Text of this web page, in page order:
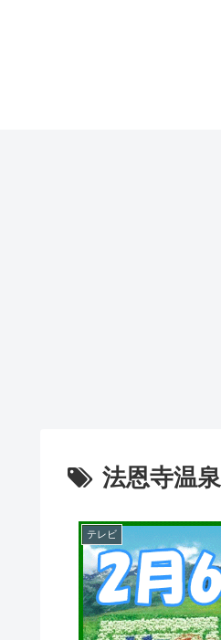
法恩寺温泉
テレビ